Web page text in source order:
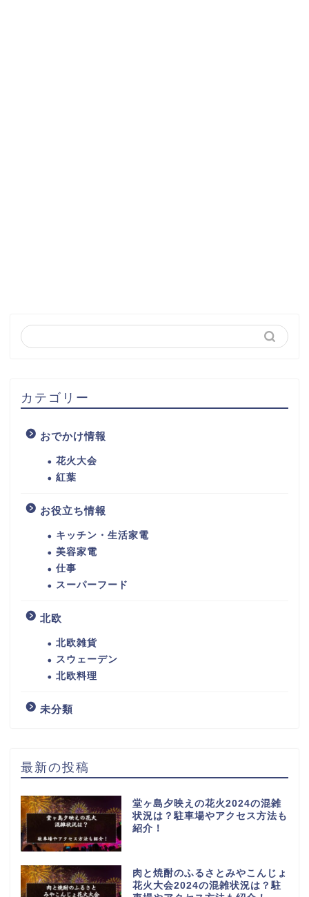
カテゴリー
おでかけ情報
花火大会
紅葉
お役立ち情報
キッチン・生活家電
美容家電
仕事
スーパーフード
北欧
北欧雑貨
スウェーデン
北欧料理
未分類
最新の投稿
堂ヶ島夕映えの花火2024の混雑
状況は？駐車場やアクセス方法も
紹介！
肉と焼酎のふるさとみやこんじょ
花火大会2024の混雑状況は？駐